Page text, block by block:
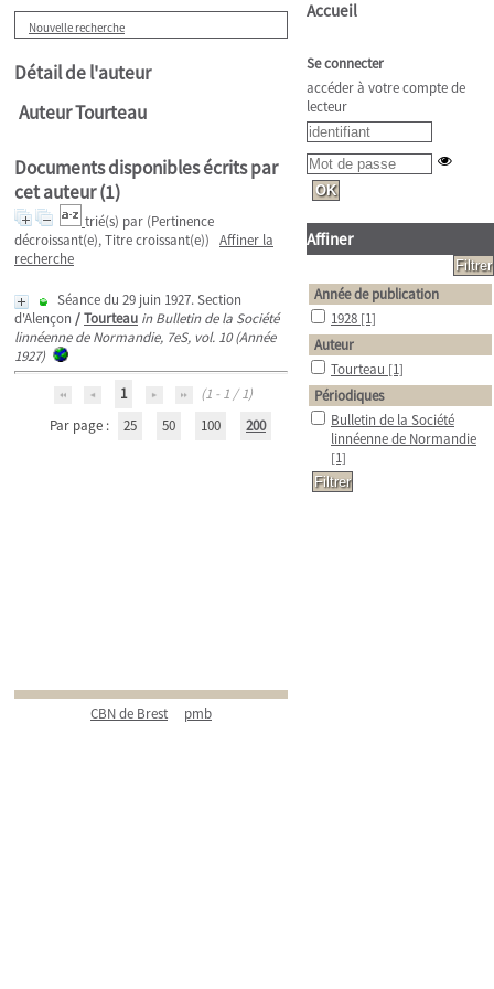
Nouvelle recherche
Détail de l'auteur
Auteur Tourteau
Documents disponibles écrits par
cet auteur (1)
trié(s) par (Pertinence
décroissant(e), Titre croissant(e)) Affiner la
recherche
Séance du 29 juin 1927. Section
d'Alençon /Tourteau in Bulletin de la Société
linnéenne de Normandie, 7eS, vol. 10 (Année
1927)
1
(1 - 1 / 1)
Par page :
25 50 100 200
CBN de Brest pmb
Accueil
Se connecter
accéder à votre compte de
lecteur
Affiner
Année de publication
1928 [1]
Auteur
Tourteau [1]
Périodiques
Bulletin de la Société
linnéenne de Normandie
[1]